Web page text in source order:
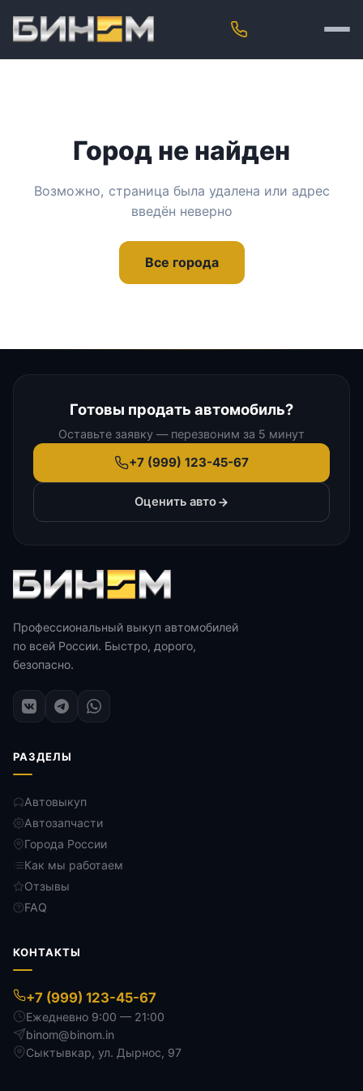
Город не найден
Возможно, страница была удалена или адрес
введён неверно
Все города
Готовы продать автомобиль?
Оставьте заявку — перезвоним за 5 минут
+7 (999) 123-45-67
Оценить авто
Профессиональный выкуп автомобилей
по всей России. Быстро, дорого,
безопасно.
РАЗДЕЛЫ
Автовыкуп
Автозапчасти
Города России
Как мы работаем
Отзывы
FAQ
КОНТАКТЫ
+7 (999) 123-45-67
Ежедневно 9:00 — 21:00
binom@binom.in
Сыктывкар, ул. Дырнос, 97